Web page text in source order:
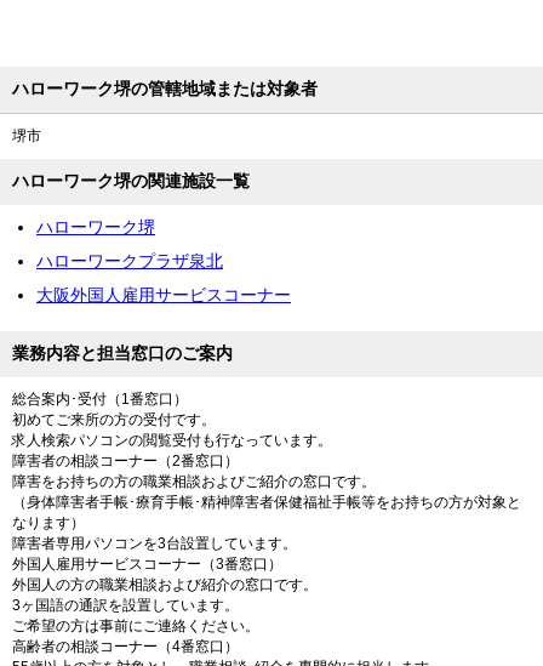
ハローワーク堺の管轄地域または対象者
堺市
ハローワーク堺の関連施設一覧
ハローワーク堺
ハローワークプラザ泉北
大阪外国人雇用サービスコーナー
業務内容と担当窓口のご案内
総合案内･受付（1番窓口）
初めてご来所の方の受付です。
求人検索パソコンの閲覧受付も行なっています。
障害者の相談コーナー（2番窓口）
障害をお持ちの方の職業相談およびご紹介の窓口です。
（身体障害者手帳･療育手帳･精神障害者保健福祉手帳等をお持ちの方が対象と
なります）
障害者専用パソコンを3台設置しています。
外国人雇用サービスコーナー（3番窓口）
外国人の方の職業相談および紹介の窓口です。
3ヶ国語の通訳を設置しています。
ご希望の方は事前にご連絡ください。
高齢者の相談コーナー（4番窓口）